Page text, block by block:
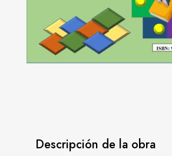
Descripción de la obra